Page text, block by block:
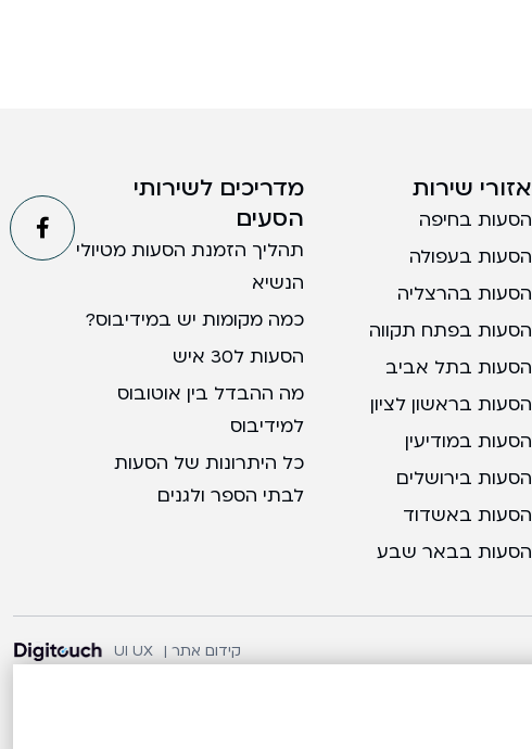
אזורי שירות
הסעות בחיפה
הסעות בעפולה
הסעות בהרצליה
הסעות בפתח תקווה
הסעות בתל אביב
הסעות בראשון לציון
הסעות במודיעין
הסעות בירושלים
הסעות באשדוד
הסעות בבאר שבע
מדריכים לשירותי
הסעים
תהליך הזמנת הסעות מטיולי
הנשיא
כמה מקומות יש במידיבוס?
הסעות ל30 איש
מה ההבדל בין אוטובוס
למידיבוס
כל היתרונות של הסעות
לבתי הספר ולגנים
קידום אתר | UI UX